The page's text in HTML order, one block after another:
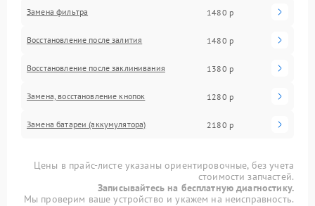
Замена фильтра 1480 р
Восстановление после залития 1480 р
Восстановление после заклинивания 1380 р
Замена, восстановление кнопок 1280 р
Замена батареи (аккумулятора) 2180 р
Цены в прайс-листе указаны ориентировочные, без учета
стоимости запчастей.
Записывайтесь на бесплатную диагностику.
Мы проверим ваше устройство и укажем на неисправность.